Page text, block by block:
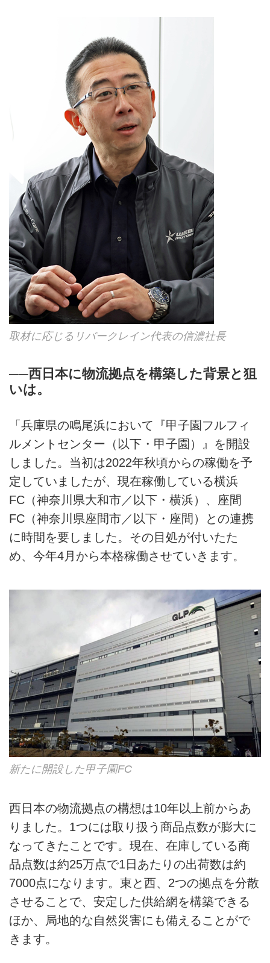
取材に応じるリバークレイン代表の信濃社長
──西日本に物流拠点を構築した背景と狙
いは。
「兵庫県の鳴尾浜において『甲子園フルフィ
ルメントセンター（以下・甲子園）』を開設
しました。当初は2022年秋頃からの稼働を予
定していましたが、現在稼働している横浜
FC（神奈川県大和市／以下・横浜）、座間
FC（神奈川県座間市／以下・座間）との連携
に時間を要しました。その目処が付いたた
め、今年4月から本格稼働させていきます。
新たに開設した甲子園FC
西日本の物流拠点の構想は10年以上前からあ
りました。1つには取り扱う商品点数が膨大に
なってきたことです。現在、在庫している商
品点数は約25万点で1日あたりの出荷数は約
7000点になります。東と西、2つの拠点を分散
させることで、安定した供給網を構築できる
ほか、局地的な自然災害にも備えることがで
きます。